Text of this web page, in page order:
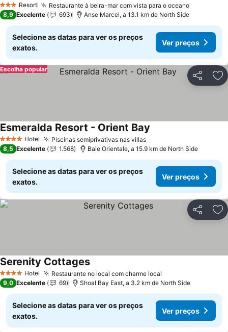
3 EstrelasResort Restaurante à beira-mar com vista para o oceanoVer
8,9 Excelente 693 Anse Marcel, a 13.1 km de North Side
Selecione as datas para ver os preços
exatos.
Ver preços
Partilhar
Escolha popular
4 EstrelasHotel Piscinas semiprivativas nas villasVer preços
Esmeralda Resort - Orient Bay
8,5 Excelente 1.568 Baie Orientale, a 15.9 km de North Side
Selecione as datas para ver os preços
exatos.
Ver preços
Partilhar
4 EstrelasHotel Restaurante no local com charme local
Serenity CottagesVer preços
9,0 Excelente 69 Shoal Bay East, a 3.2 km de North Side
Selecione as datas para ver os preços
exatos.
Ver preços